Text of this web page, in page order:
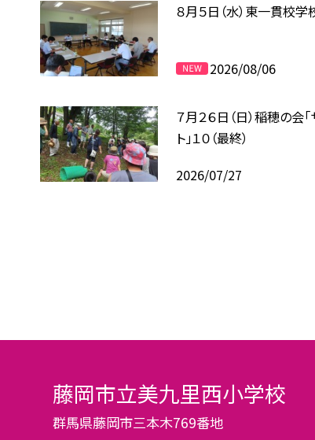
８月５日（水）東一貫校
2026/08/06
７月２６日（日）稲穂の会
ト」１０（最終）
2026/07/27
藤岡市立美九里西小学校
群馬県藤岡市三本木769番地